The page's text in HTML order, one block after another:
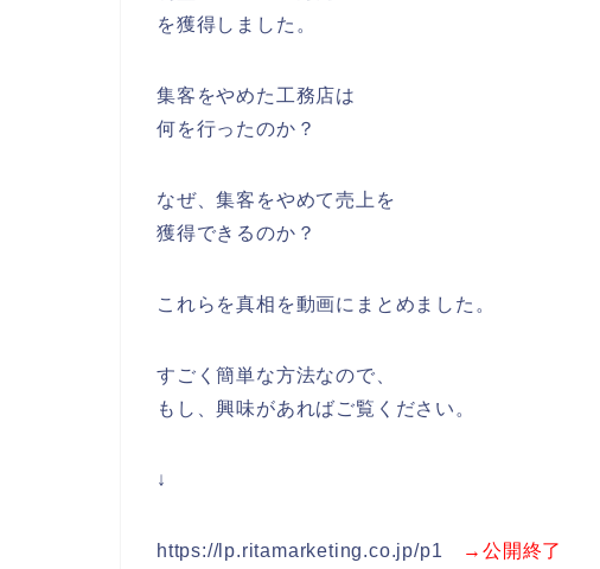
を獲得しました。
集客をやめた工務店は
何を行ったのか？
なぜ、集客をやめて売上を
獲得できるのか？
これらを真相を動画にまとめました。
すごく簡単な方法なので、
もし、興味があればご覧ください。
↓
https://lp.ritamarketing.co.jp/p1 →公開終了